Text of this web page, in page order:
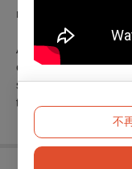
不
modernized version
Apart from the
characterized by
stage design, which
their age.